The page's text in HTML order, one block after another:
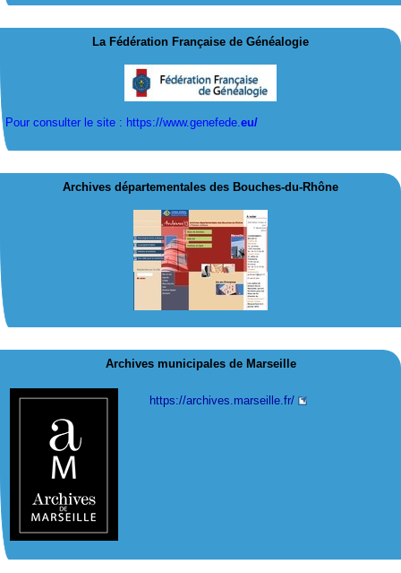
La Fédération Française de Généalogie
Pour consulter le site : https://www.genefede. eu/
Archives départementales des Bouches-du-Rhône
Archives municipales de Marseille
https://archives.marseille.fr/